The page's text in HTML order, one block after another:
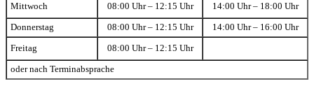
Mittwoch 08:00 Uhr – 12:15 Uhr 14:00 Uhr – 18:00 Uhr
Donnerstag 08:00 Uhr – 12:15 Uhr 14:00 Uhr – 16:00 Uhr
Freitag 08:00 Uhr – 12:15 Uhr
oder nach Terminabsprache